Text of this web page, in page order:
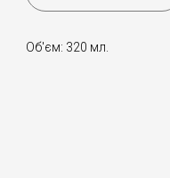
Об'єм: 320 мл.